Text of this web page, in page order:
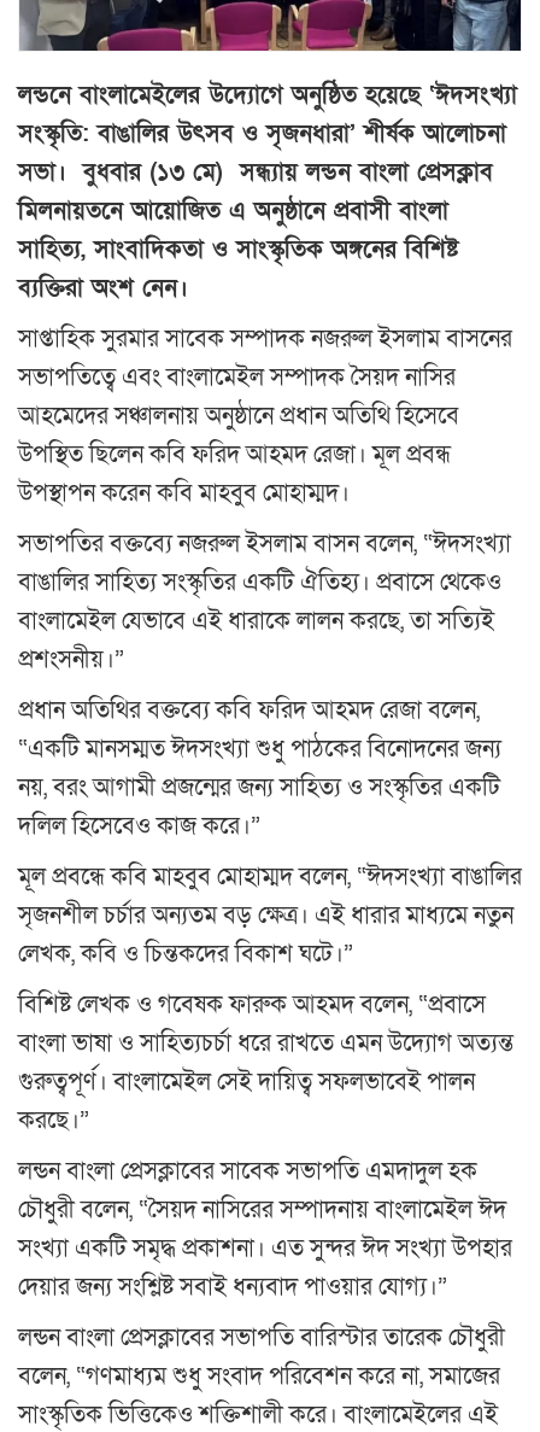
লন্ডনে বাংলামেইলের উদ্যোগে অনুষ্ঠিত হয়েছে ‘ঈদসংখ্যা
সংস্কৃতি: বাঙালির উৎসব ও সৃজনধারা’ শীর্ষক আলোচনা
সভা। বুধবার (১৩ মে) সন্ধ্যায় লন্ডন বাংলা প্রেসক্লাব
মিলনায়তনে আয়োজিত এ অনুষ্ঠানে প্রবাসী বাংলা
সাহিত্য, সাংবাদিকতা ও সাংস্কৃতিক অঙ্গনের বিশিষ্ট
ব্যক্তিরা অংশ নেন।
সাপ্তাহিক সুরমার সাবেক সম্পাদক নজরুল ইসলাম বাসনের
সভাপতিত্বে এবং বাংলামেইল সম্পাদক সৈয়দ নাসির
আহমেদের সঞ্চালনায় অনুষ্ঠানে প্রধান অতিথি হিসেবে
উপস্থিত ছিলেন কবি ফরিদ আহমদ রেজা। মূল প্রবন্ধ
উপস্থাপন করেন কবি মাহবুব মোহাম্মদ।
সভাপতির বক্তব্যে নজরুল ইসলাম বাসন বলেন, “ঈদসংখ্যা
বাঙালির সাহিত্য সংস্কৃতির একটি ঐতিহ্য। প্রবাসে থেকেও
বাংলামেইল যেভাবে এই ধারাকে লালন করছে, তা সত্যিই
প্রশংসনীয়।”
প্রধান অতিথির বক্তব্যে কবি ফরিদ আহমদ রেজা বলেন,
“একটি মানসম্মত ঈদসংখ্যা শুধু পাঠকের বিনোদনের জন্য
নয়, বরং আগামী প্রজন্মের জন্য সাহিত্য ও সংস্কৃতির একটি
দলিল হিসেবেও কাজ করে।”
মূল প্রবন্ধে কবি মাহবুব মোহাম্মদ বলেন, “ঈদসংখ্যা বাঙালির
সৃজনশীল চর্চার অন্যতম বড় ক্ষেত্র। এই ধারার মাধ্যমে নতুন
লেখক, কবি ও চিন্তকদের বিকাশ ঘটে।”
বিশিষ্ট লেখক ও গবেষক ফারুক আহমদ বলেন, “প্রবাসে
বাংলা ভাষা ও সাহিত্যচর্চা ধরে রাখতে এমন উদ্যোগ অত্যন্ত
গুরুত্বপূর্ণ। বাংলামেইল সেই দায়িত্ব সফলভাবেই পালন
করছে।”
লন্ডন বাংলা প্রেসক্লাবের সাবেক সভাপতি এমদাদুল হক
চৌধুরী বলেন, “সৈয়দ নাসিরের সম্পাদনায় বাংলামেইল ঈদ
সংখ্যা একটি সমৃদ্ধ প্রকাশনা। এত সুন্দর ঈদ সংখ্যা উপহার
দেয়ার জন্য সংশ্লিষ্ট সবাই ধন্যবাদ পাওয়ার যোগ্য।”
লন্ডন বাংলা প্রেসক্লাবের সভাপতি বারিস্টার তারেক চৌধুরী
বলেন, “গণমাধ্যম শুধু সংবাদ পরিবেশন করে না, সমাজের
সাংস্কৃতিক ভিত্তিকেও শক্তিশালী করে। বাংলামেইলের এই